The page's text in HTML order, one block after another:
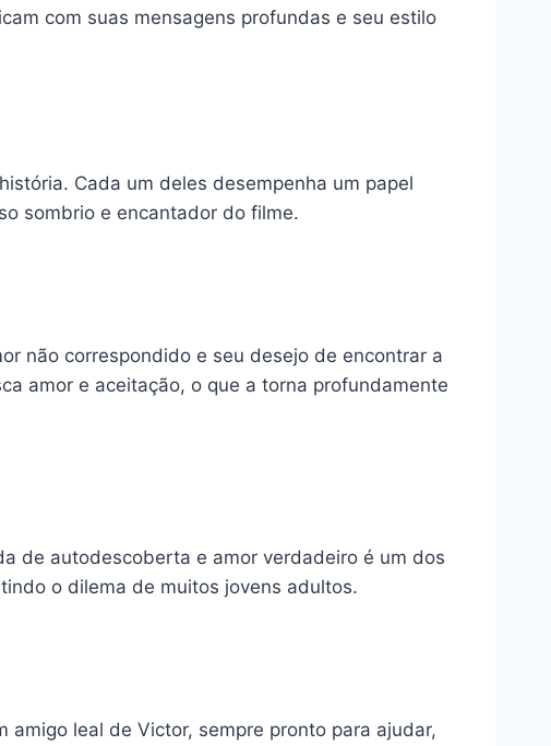
com suas mensagens profundas e seu estilo
Cada um deles desempenha um papel
sombrio e encantador do filme.
não correspondido e seu desejo de encontrar a
amor e aceitação, o que a torna profundamente
de autodescoberta e amor verdadeiro é um dos
o dilema de muitos jovens adultos.
amigo leal de Victor, sempre pronto para ajudar,